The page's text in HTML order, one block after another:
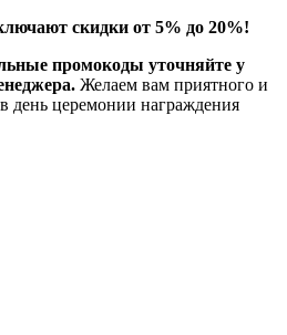
скидки от 5% до 20%!
промокоды уточняйте у
Желаем вам приятного и
день церемонии награждения